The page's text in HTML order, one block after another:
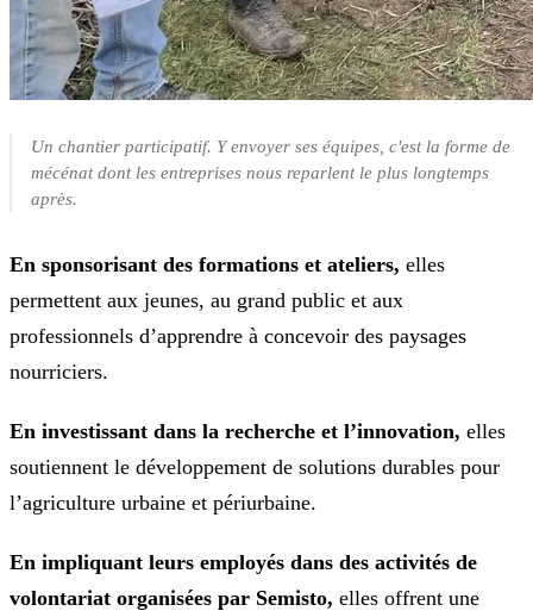
Un chantier participatif. Y envoyer ses équipes, c'est la forme de
mécénat dont les entreprises nous reparlent le plus longtemps
après.
En sponsorisant des formations et ateliers, elles
permettent aux jeunes, au grand public et aux
professionnels d’apprendre à concevoir des paysages
nourriciers.
En investissant dans la recherche et l’innovation, elles
soutiennent le développement de solutions durables pour
l’agriculture urbaine et périurbaine.
En impliquant leurs employés dans des activités de
volontariat organisées par Semisto, elles offrent une